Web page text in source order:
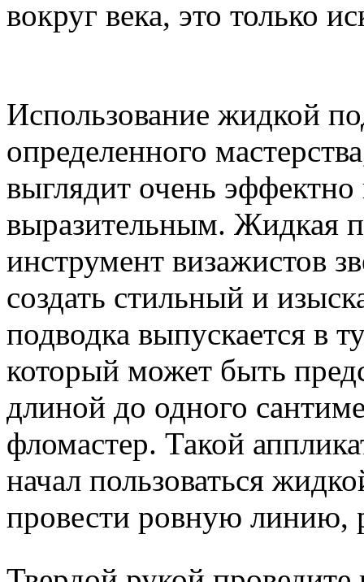
вокруг века, это только
Использование жидкой
определенного
выглядит очень эффектно
выразительным. Жидкая
инструмент визажистов
создать стильный и
подводка выпускается в
который может быть
длиной до одного
фломастер. Такой
начал пользоваться
провести ровную линию,